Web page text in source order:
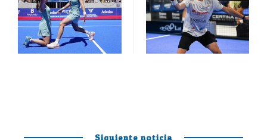
Siguiente noticia